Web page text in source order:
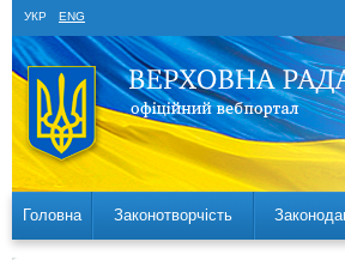
УКР ENG
Головна Законотворчість